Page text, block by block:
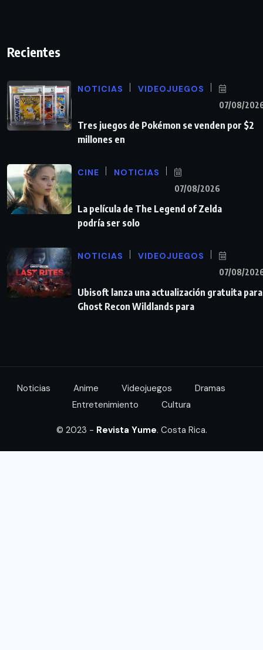
Recientes
NOTICIAS VIDEOJUEGOS
07/08/
Tres juegos de Pokémon se venden por $2
millones en
CINE NOTICIAS
07/08/2026
La película de The Legend of Zelda
podría ser solo
NOTICIAS VIDEOJUEGOS
07/08/
Ubisoft lanza una actualización gratuita para
Ghost Recon Wildlands para
Noticias Anime Videojuegos
Dramas
Entretenimiento
Cultura
© 2023 - Revista Yume. Costa Rica.